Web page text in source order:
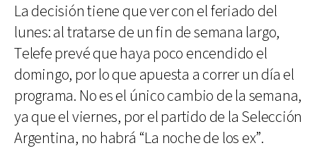
La decisión tiene que ver con el feriado del
lunes: al tratarse de un fin de semana largo,
Telefe prevé que haya poco encendido el
domingo, por lo que apuesta a correr un día el
programa. No es el único cambio de la semana,
ya que el viernes, por el partido de la Selección
Argentina, no habrá “La noche de los ex”.